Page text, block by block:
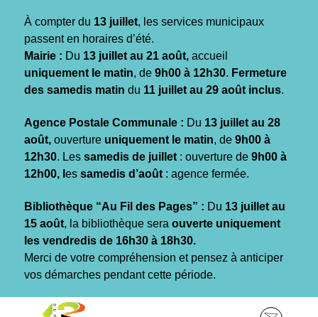
À compter du 13 juillet, les services municipaux
passent en horaires d’été.
Mairie : Du 13 juillet au 21 août, accueil
uniquement le matin, de 9h00 à 12h30. Fermeture
des samedis matin du 11 juillet au 29 août inclus.
Agence Postale Communale : Du 13 juillet au 28
août, ouverture uniquement le matin, de 9h00 à
12h30. Les samedis de juillet : ouverture de 9h00 à
12h00, l es samedis d’août : agence fermée.
Bibliothèque “Au Fil des Pages” : Du 13 juillet au
15 août, la bibliothèque sera ouverte uniquement
les vendredis de 16h30 à 18h30.
Merci de votre compréhension et pensez à anticiper
vos démarches pendant cette période.